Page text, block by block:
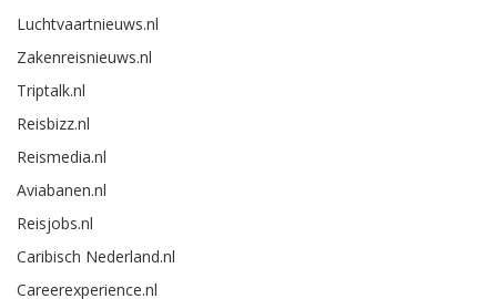
Luchtvaartnieuws.nl
Zakenreisnieuws.nl
Triptalk.nl
Reisbizz.nl
Reismedia.nl
Aviabanen.nl
Reisjobs.nl
Caribisch Nederland.nl
Careerexperience.nl